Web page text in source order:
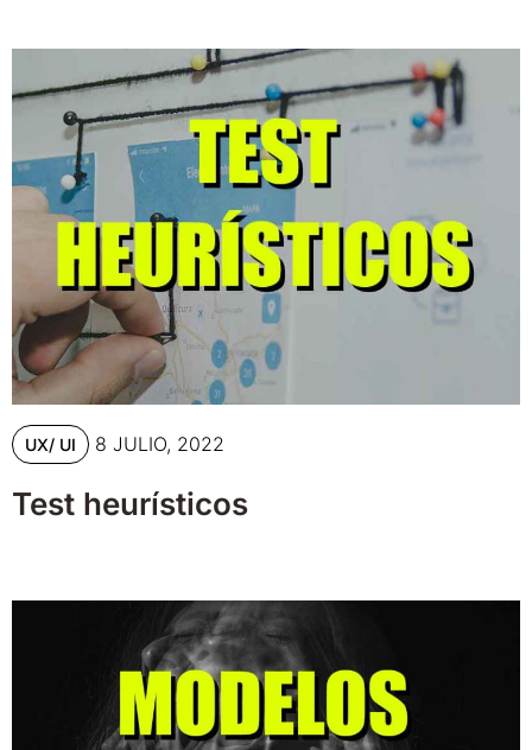
UX/ UI 8 JULIO, 2022
Test heurísticos